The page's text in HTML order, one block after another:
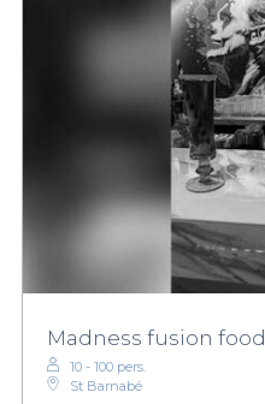
Madness fusion food
10 - 100 pers.
St Barnabé